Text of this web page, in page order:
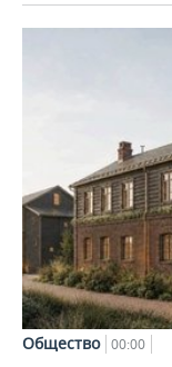
Общество 00:00